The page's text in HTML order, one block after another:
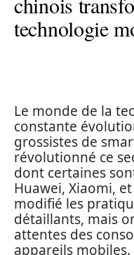
technologie
Le monde de la
constante
grossistes de
révolutionné ce
dont certaines
Huawei, Xiaomi,
modifié les
détaillants, mais
attentes des
appareils